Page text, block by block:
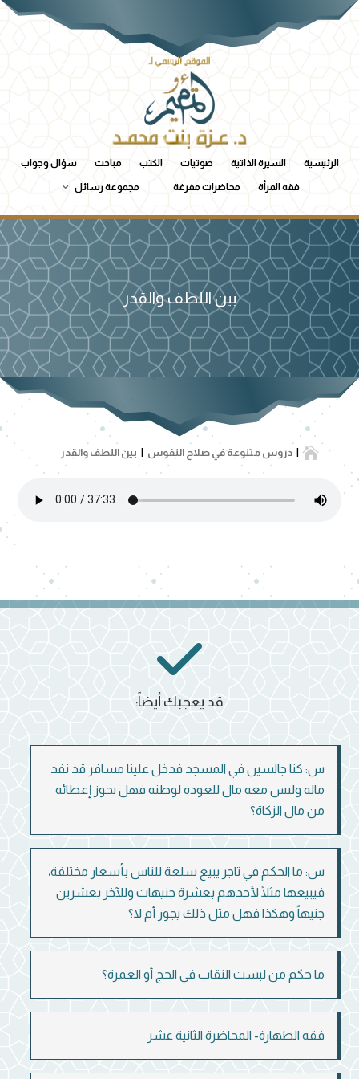
الرئيسية السيرة الذاتية صوتيات الكتب مباحث سؤال وجواب
فقه المرأة محاضرات مفرغة مجموعة رسائل
بين اللطف والقدر
 دروس متنوعة في صلاح النفوس بين اللطف والقدر
س: كنا جالسين في المسجد فدخل علينا مسافر قد نفد
ماله وليس معه مال للعوده لوطنه فهل يجوز إعطائه
من مال الزكاة؟
س: ما الحكم في تاجر يبيع سلعة للناس بأسعار مختلفة،
فيبيعها مثلًا لأحدهم بعشرة جنيهات وللآخر بعشرين
جنيهاً وهكذا فهل مثل ذلك يجوز أم لا؟
ما حكم من لبست النقاب في الحج أو العمرة؟
فقه الطهارة- المحاضرة الثانية عشر
قد يعجبك أيضاً: